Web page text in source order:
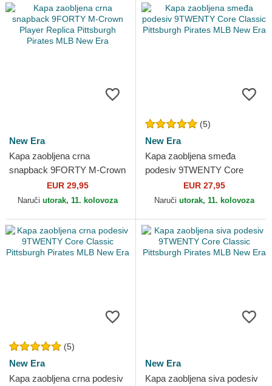
New Era
Kapa zaobljena crna
snapback 9FORTY M-Crown
Player Replica Pittsburgh
Pirates MLB New Era
EUR 29,95
Naruči utorak, 11. kolovoza
(5)
New Era
Kapa zaobljena smeđa
podesiv 9TWENTY Core
Classic Pittsburgh Pirates
MLB New Era
EUR 27,95
Naruči utorak, 11. kolovoza
(5)
New Era
Kapa zaobljena crna podesiv
New Era
Kapa zaobljena siva podesiv